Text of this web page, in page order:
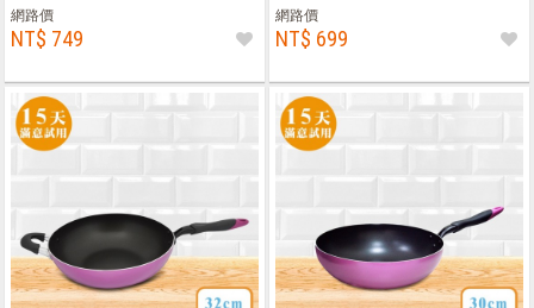
網路價
NT$ 749
網路價
NT$ 699